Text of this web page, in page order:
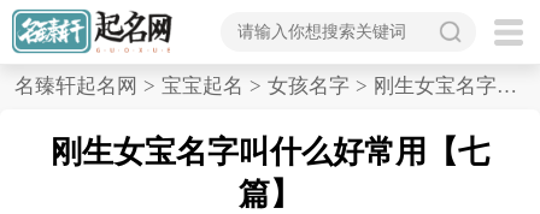
首
名臻轩起名网 > 宝宝起名 > 女孩名字 > 刚生女宝名字叫什么好常用,七篇
刚生女宝名字叫什么好常用【七
篇】